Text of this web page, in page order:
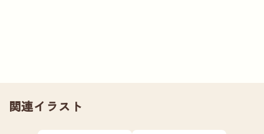
関連イラスト